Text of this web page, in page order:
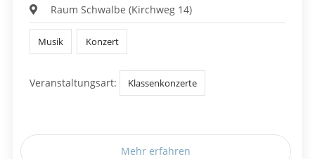
Raum Schwalbe (Kirchweg 14)
Musik Konzert
Veranstaltungsart: Klassenkonzerte
Mehr erfahren